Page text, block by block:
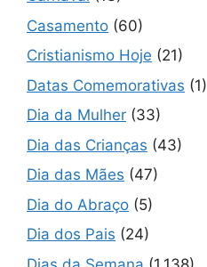
Casamento (60)
Cristianismo Hoje (21)
Datas Comemorativas (1)
Dia da Mulher (33)
Dia das Crianças (43)
Dia das Mães (47)
Dia do Abraço (5)
Dia dos Pais (24)